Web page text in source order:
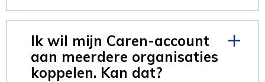
Ik wil mijn Caren-account
aan meerdere organisaties
koppelen. Kan dat?